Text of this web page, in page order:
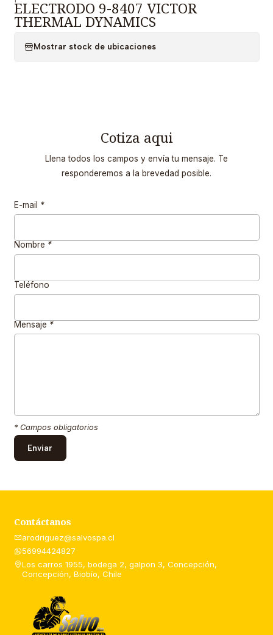
ELECTRODO 9-8407 VICTOR
THERMAL DYNAMICS
Mostrar stock de ubicaciones
Cotiza aqui
Llena todos los campos y envía tu mensaje. Te
responderemos a la brevedad posible.
E-mail *
Nombre *
Teléfono
Mensaje *
* Campos obligatorios
Contáctanos
arodriguez@salvospa.cl
56994424827
Los carros 1955, bodega 2, galpon 3, Concepción,
Concepción, Biobío, Chile